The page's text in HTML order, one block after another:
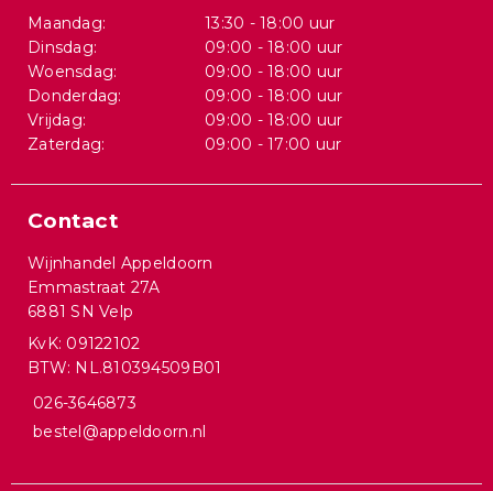
Maandag:
13:30 - 18:00 uur
Dinsdag:
09:00 - 18:00 uur
Woensdag:
09:00 - 18:00 uur
Donderdag:
09:00 - 18:00 uur
Vrijdag:
09:00 - 18:00 uur
Zaterdag:
09:00 - 17:00 uur
Contact
Wijnhandel Appeldoorn
Emmastraat 27A
6881 SN Velp
KvK: 09122102
BTW: NL.810394509B01
026-3646873
bestel@appeldoorn.nl